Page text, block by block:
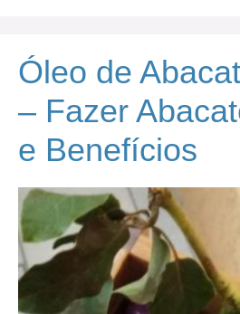
Óleo de
– Fazer
e Benefícios